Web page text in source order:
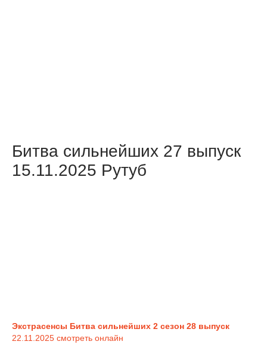
Битва сильнейших 27 выпуск
15.11.2025 Рутуб
Экстрасенсы Битва сильнейших 2 сезон 28 выпуск
22.11.2025 смотреть онлайн